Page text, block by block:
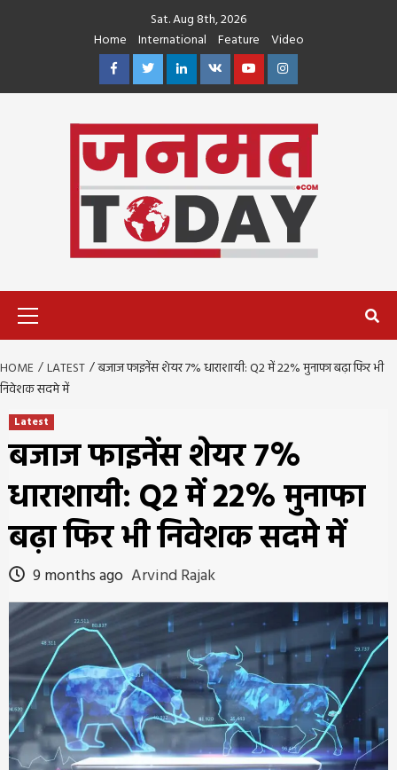
Sat. Aug 8th, 2026
Home
International Feature
Video
FacebookTwitterLinkedin
VK YoutubeInstagram
HOME LATEST
बजाज फाइनेंस शेयर 7% धाराशायी: Q2 में 22% मुनाफा बढ़ा फिर भी
निवेशक सदमे में
Latest
बजाज फाइनेंस शेयर 7%
धाराशायी: Q2 में 22% मुनाफा
बढ़ा फिर भी निवेशक सदमे में
9 months ago Arvind Rajak